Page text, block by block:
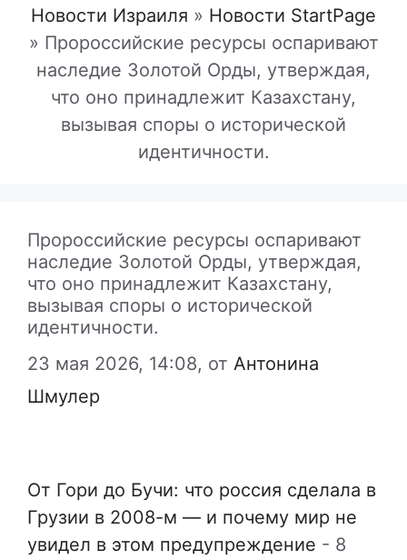
Новости Израиля » Новости StartPage
» Пророссийские ресурсы оспаривают
наследие Золотой Орды, утверждая,
что оно принадлежит Казахстану,
вызывая споры о исторической
идентичности.
Пророссийские ресурсы оспаривают
наследие Золотой Орды, утверждая,
что оно принадлежит Казахстану,
вызывая споры о исторической
идентичности.
23 мая 2026, 14:08, от Антонина
Шмулер
От Гори до Бучи: что россия сделала в
Грузии в 2008-м — и почему мир не
увидел в этом предупреждение - 8